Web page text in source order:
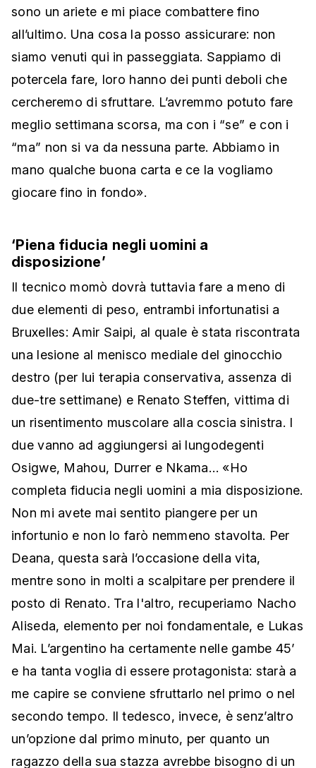
sono un ariete e mi piace combattere fino
all’ultimo. Una cosa la posso assicurare: non
siamo venuti qui in passeggiata. Sappiamo di
potercela fare, loro hanno dei punti deboli che
cercheremo di sfruttare. L’avremmo potuto fare
meglio settimana scorsa, ma con i “se” e con i
“ma” non si va da nessuna parte. Abbiamo in
mano qualche buona carta e ce la vogliamo
giocare fino in fondo».
‘Piena fiducia negli uomini a
disposizione’
Il tecnico momò dovrà tuttavia fare a meno di
due elementi di peso, entrambi infortunatisi a
Bruxelles: Amir Saipi, al quale è stata riscontrata
una lesione al menisco mediale del ginocchio
destro (per lui terapia conservativa, assenza di
due-tre settimane) e Renato Steffen, vittima di
un risentimento muscolare alla coscia sinistra. I
due vanno ad aggiungersi ai lungodegenti
Osigwe, Mahou, Durrer e Nkama… «Ho
completa fiducia negli uomini a mia disposizione.
Non mi avete mai sentito piangere per un
infortunio e non lo farò nemmeno stavolta. Per
Deana, questa sarà l’occasione della vita,
mentre sono in molti a scalpitare per prendere il
posto di Renato. Tra l'altro, recuperiamo Nacho
Aliseda, elemento per noi fondamentale, e Lukas
Mai. L’argentino ha certamente nelle gambe 45’
e ha tanta voglia di essere protagonista: starà a
me capire se conviene sfruttarlo nel primo o nel
secondo tempo. Il tedesco, invece, è senz’altro
un’opzione dal primo minuto, per quanto un
ragazzo della sua stazza avrebbe bisogno di un